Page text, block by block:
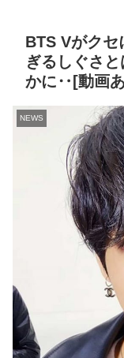
BTS Vがクセ
ぎるしぐさ
かに‥[動画
NEWS